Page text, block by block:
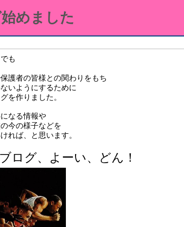
めました
も
護者の皆様との関わりをもち
いようにするために
を作りました。
なる情報や
今の様子などを
れば、と思います。
ログ、よーい、どん！